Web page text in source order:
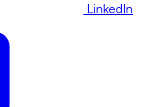
LinkedIn